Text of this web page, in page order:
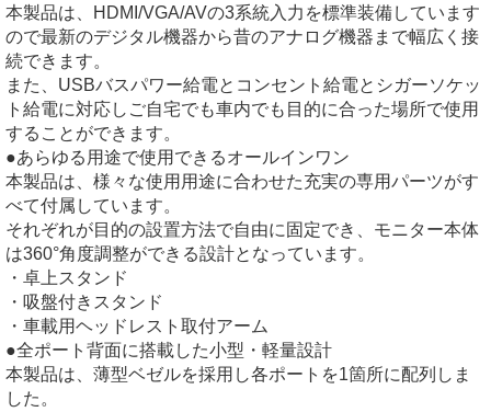
本製品は、HDMI/VGA/AVの3系統入力を標準装備しています
ので最新のデジタル機器から昔のアナログ機器まで幅広く接
続できます。
また、USBバスパワー給電とコンセント給電とシガーソケッ
ト給電に対応しご自宅でも車内でも目的に合った場所で使用
することができます。
●あらゆる用途で使用できるオールインワン
本製品は、様々な使用用途に合わせた充実の専用パーツがす
べて付属しています。
それぞれが目的の設置方法で自由に固定でき、モニター本体
は360°角度調整ができる設計となっています。
・卓上スタンド
・吸盤付きスタンド
・車載用ヘッドレスト取付アーム
●全ポート背面に搭載した小型・軽量設計
本製品は、薄型ベゼルを採用し各ポートを1箇所に配列しま
した。